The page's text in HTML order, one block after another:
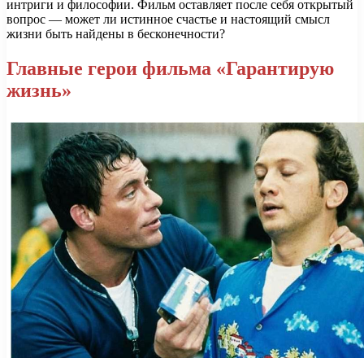
интриги и философии. Фильм оставляет после себя открытый
вопрос — может ли истинное счастье и настоящий смысл
жизни быть найдены в бесконечности?
Главные герои фильма «Гарантирую
жизнь»